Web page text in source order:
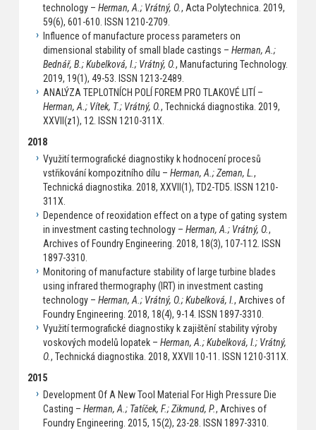
technology – Herman, A.; Vrátný, O., Acta Polytechnica. 2019,
59(6), 601-610. ISSN 1210-2709.
Influence of manufacture process parameters on
dimensional stability of small blade castings – Herman, A.;
Bednář, B.; Kubelková, I.; Vrátný, O., Manufacturing Technology.
2019, 19(1), 49-53. ISSN 1213-2489.
ANALÝZA TEPLOTNÍCH POLÍ FOREM PRO TLAKOVÉ LITÍ –
Herman, A.; Vítek, T.; Vrátný, O., Technická diagnostika. 2019,
XXVII(z1), 12. ISSN 1210-311X.
2018
Využití termografické diagnostiky k hodnocení procesů
vstřikování kompozitního dílu – Herman, A.; Zeman, L. ,
Technická diagnostika. 2018, XXVII(1), TD2-TD5. ISSN 1210-
311X.
Dependence of reoxidation effect on a type of gating system
in investment casting technology – Herman, A.; Vrátný, O.,
Archives of Foundry Engineering. 2018, 18(3), 107-112. ISSN
1897-3310.
Monitoring of manufacture stability of large turbine blades
using infrared thermography (IRT) in investment casting
technology – Herman, A.; Vrátný, O.; Kubelková, I., Archives of
Foundry Engineering. 2018, 18(4), 9-14. ISSN 1897-3310.
Využití termografické diagnostiky k zajištění stability výroby
voskových modelů lopatek – Herman, A.; Kubelková, I.; Vrátný,
O., Technická diagnostika. 2018, XXVII 10-11. ISSN 1210-311X.
2015
Development Of A New Tool Material For High Pressure Die
Casting – Herman, A.; Tatíček, F.; Zikmund, P., Archives of
Foundry Engineering. 2015, 15(2), 23-28. ISSN 1897-3310.